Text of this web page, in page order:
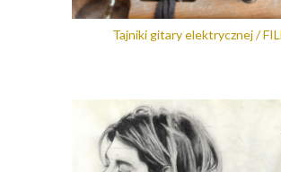
Tajniki gitary elektrycznej /